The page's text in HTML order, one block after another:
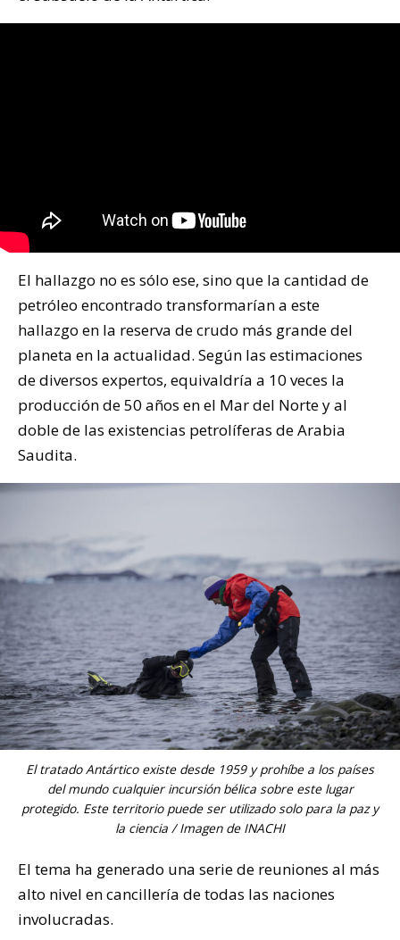
El hallazgo no es sólo ese, sino que la cantidad de
petróleo encontrado transformarían a este
hallazgo en la reserva de crudo más grande del
planeta en la actualidad. Según las estimaciones
de diversos expertos, equivaldría a 10 veces la
producción de 50 años en el Mar del Norte y al
doble de las existencias petrolíferas de Arabia
Saudita.
El tratado Antártico existe desde 1959 y prohíbe a los países
del mundo cualquier incursión bélica sobre este lugar
protegido. Este territorio puede ser utilizado solo para la paz y
la ciencia / Imagen de INACHI
El tema ha generado una serie de reuniones al más
alto nivel en cancillería de todas las naciones
involucradas.